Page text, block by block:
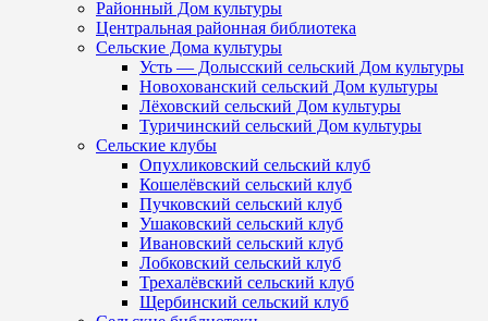
Районный Дом культуры
Центральная районная библиотека
Сельские Дома культуры
Усть — Долысский сельский Дом культуры
Новохованский сельский Дом культуры
Лёховский сельский Дом культуры
Туричинский сельский Дом культуры
Сельские клубы
Опухликовский сельский клуб
Кошелёвский сельский клуб
Пучковский сельский клуб
Ушаковский сельский клуб
Ивановский сельский клуб
Лобковский сельский клуб
Трехалёвский сельский клуб
Щербинский сельский клуб